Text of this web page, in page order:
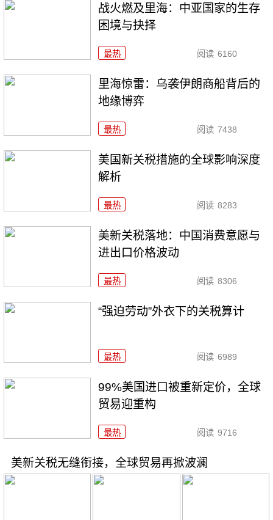
战火燃及里海：中亚国家的生存
困境与抉择
最热 阅读 6160
里海惊雷：乌袭伊朗商船背后的
地缘博弈
最热 阅读 7438
美国新关税措施的全球影响深度
解析
最热 阅读 8283
美新关税落地：中国消费意愿与
进出口价格波动
最热 阅读 8306
“强迫劳动”外衣下的关税算计
最热 阅读 6989
99%美国进口被重新定价，全球
贸易迎重构
最热 阅读 9716
美新关税无缝衔接，全球贸易再掀波澜